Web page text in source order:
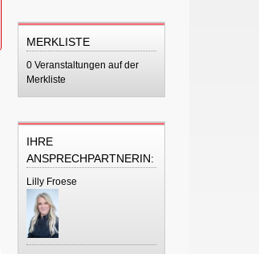
MERKLISTE
0 Veranstaltungen auf der
Merkliste
IHRE
ANSPRECHPARTNERIN:
Lilly Froese